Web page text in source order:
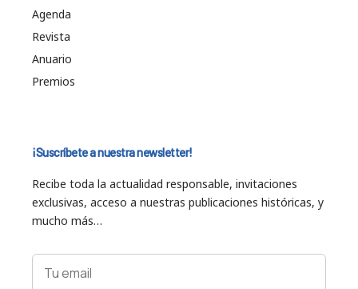
Agenda
Revista
Anuario
Premios
¡Suscríbete a nuestra newsletter!
Recibe toda la actualidad responsable, invitaciones
exclusivas, acceso a nuestras publicaciones históricas, y
mucho más…